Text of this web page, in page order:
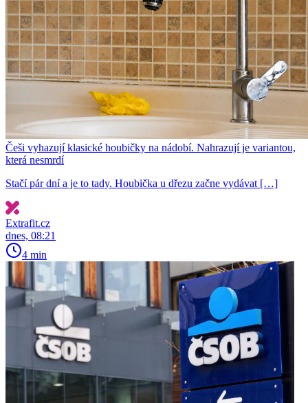
Češi vyhazují klasické houbičky na nádobí. Nahrazují je variantou,
která nesmrdí
Stačí pár dní a je to tady. Houbička u dřezu začne vydávat […]
Extrafit.cz
dnes, 08:21
4 min